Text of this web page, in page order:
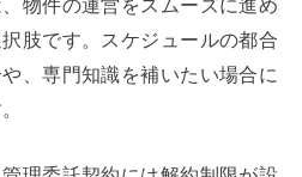
物件の運営をスムーズに進め
肢です。スケジュールの都合
、専門知識を補いたい場合に